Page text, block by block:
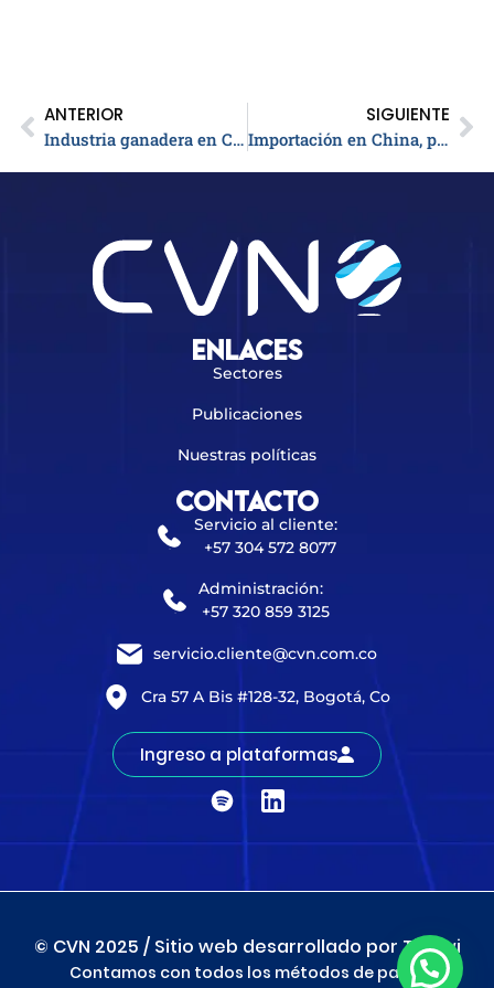
ANTERIOR
Industria ganadera en Colombia
SIGUIENTE
Importación en China, panorama entre China y EE.UU
Enlaces
Sectores
Publicaciones
Nuestras políticas
Contacto
Servicio al cliente:
+57 304 572 8077
Administración:
+57 320 859 3125
servicio.cliente@cvn.com.co
Cra 57 A Bis #128-32, Bogotá, Co
Ingreso a plataformas
© CVN 2025 / Sitio web desarrollado por Tienwi
Contamos con todos los métodos de pago: